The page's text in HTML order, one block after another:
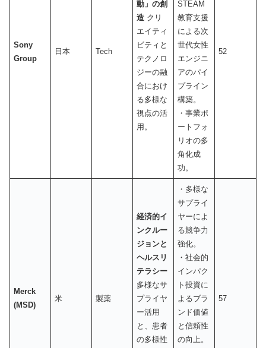
Sony
Group
日本 Tech
動」の創
造 クリ
エイティ
ビティと
テクノロ
ジーの融
合におけ
る多様な
視点の活
用。
STEAM
教育支援
による次
世代女性
エンジニ
アのパイ
プライン
構築。
・事業ポ
ートフォ
リオの多
角化成
功。
52
Merck
(MSD)
米 製薬
経済的イ
ンクルー
ジョンと
ヘルスリ
テラシー
多様なサ
プライヤ
ー活用
と、患者
の多様性
・多様な
サプライ
ヤーによ
る競争力
強化。
・社会的
インパク
ト投資に
よるブラ
ンド価値
と信頼性
の向上。
57